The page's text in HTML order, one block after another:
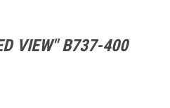
VIEW" B737-400